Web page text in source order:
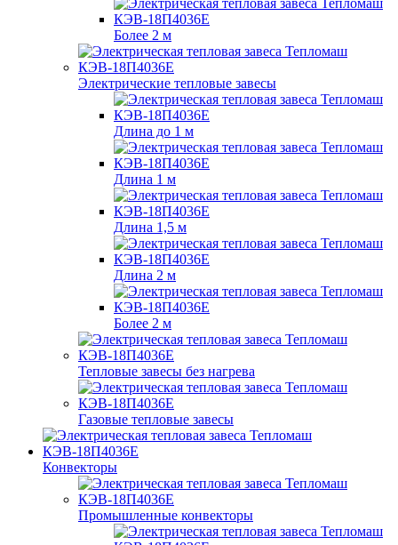
Более 2 м
Электрические тепловые завесы
Длина до 1 м
Длина 1 м
Длина 1,5 м
Длина 2 м
Более 2 м
Тепловые завесы без нагрева
Газовые тепловые завесы
Конвекторы
Промышленные конвекторы